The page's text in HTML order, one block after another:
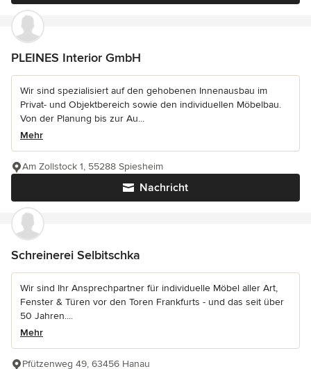
PLEINES Interior GmbH
Wir sind spezialisiert auf den gehobenen Innenausbau im
Privat- und Objektbereich sowie den individuellen Möbelbau.
Von der Planung bis zur Au...
Mehr
Nachricht
Am Zollstock 1, 55288 Spiesheim
Schreinerei Selbitschka
Wir sind Ihr Ansprechpartner für individuelle Möbel aller Art,
Fenster & Türen vor den Toren Frankfurts - und das seit über
50 Jahren....
Mehr
Pfützenweg 49, 63456 Hanau